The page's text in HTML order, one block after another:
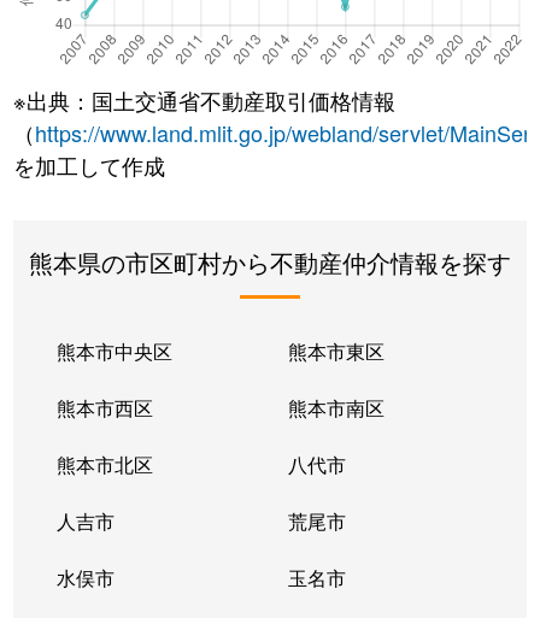
※出典：国土交通省不動産取引価格情報
（https://www.land.mlit.go.jp/webland/servlet/
を加工して作成
熊本県の市区町村から不動産仲介情報を探す
熊本市中央区 熊本市東区
熊本市西区 熊本市南区
熊本市北区 八代市
人吉市 荒尾市
水俣市 玉名市